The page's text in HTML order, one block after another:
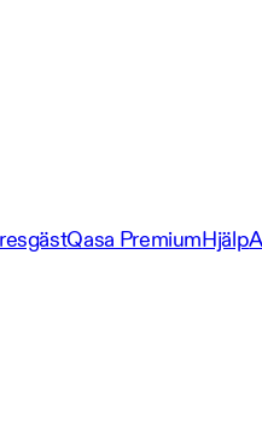
Qasa PremiumHjälp